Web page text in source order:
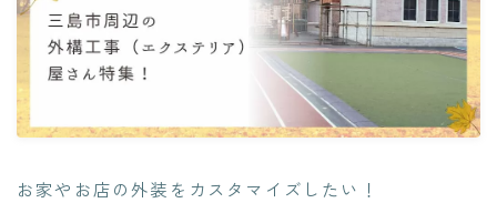
お家やお店の外装をカスタマイズしたい！